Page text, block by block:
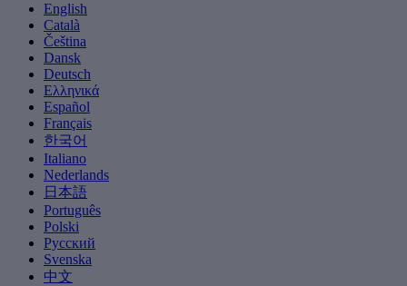
English
Català
Čeština
Dansk
Deutsch
Ελληνικά
Español
Français
한국어
Italiano
Nederlands
日本語
Português
Polski
Русский
Svenska
中文